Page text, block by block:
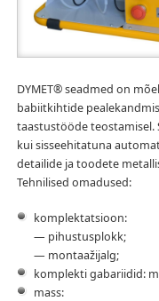
DYMET® seadmed on
babiitkihtide
taastustööde teostamisel.
kui sisseehitatuna
detailide ja toodete
Tehnilised omadused:
komplektatsioon:
— pihustusplokk;
— montaažijalg;
komplekti gabariidid:
mass: